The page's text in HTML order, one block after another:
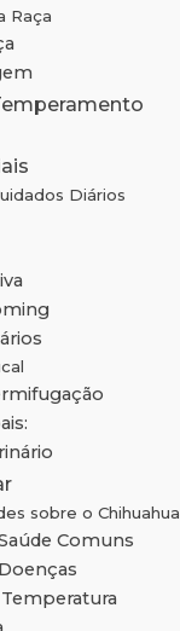
Raça
Diários
sobre o Chihuahua
Comuns